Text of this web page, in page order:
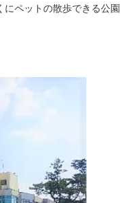
にペットの散歩できる公園